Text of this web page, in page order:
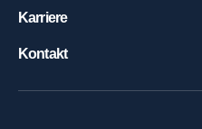
Karriere
Kontakt